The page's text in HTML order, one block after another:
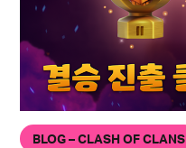
BLOG – CLASH OF CLANS